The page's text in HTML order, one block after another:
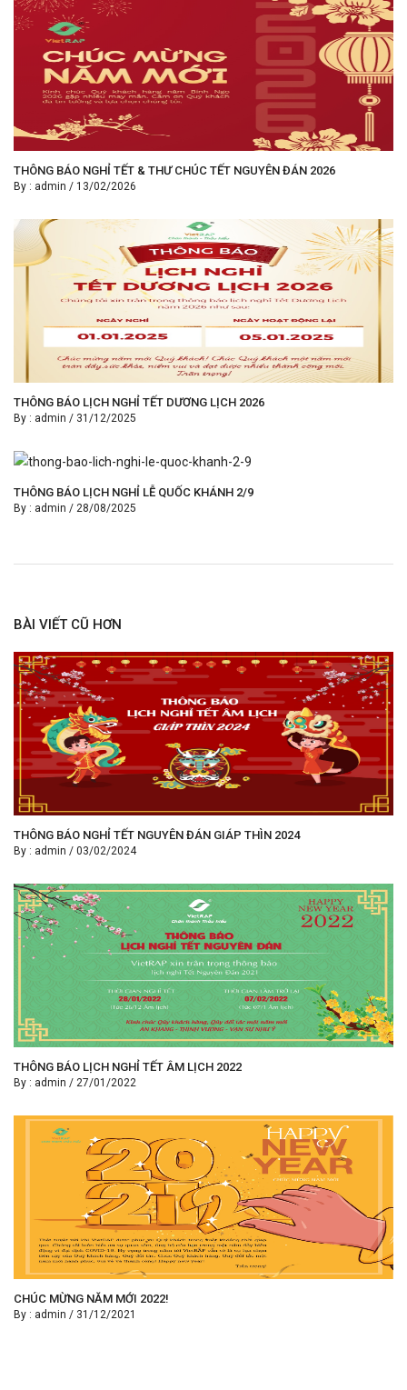
THÔNG BÁO NGHỈ TẾT & THƯ CHÚC TẾT NGUYÊN ĐÁN 2026
By : admin / 13/02/2026
THÔNG BÁO LỊCH NGHỈ TẾT DƯƠNG LỊCH 2026
By : admin / 31/12/2025
THÔNG BÁO LỊCH NGHỈ LỄ QUỐC KHÁNH 2/9
By : admin / 28/08/2025
BÀI VIẾT CŨ HƠN
THÔNG BÁO NGHỈ TẾT NGUYÊN ĐÁN GIÁP THÌN 2024
By : admin / 03/02/2024
THÔNG BÁO LỊCH NGHỈ TẾT ÂM LỊCH 2022
By : admin / 27/01/2022
CHÚC MỪNG NĂM MỚI 2022!
By : admin / 31/12/2021